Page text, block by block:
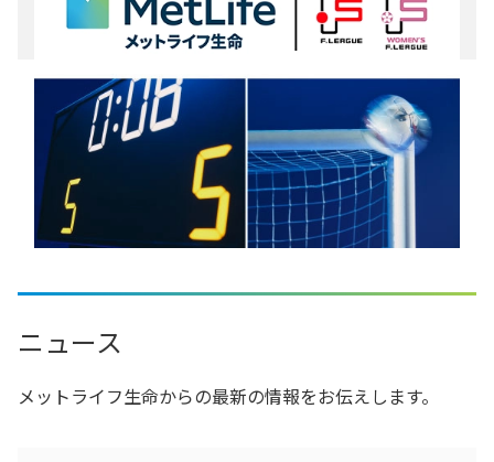
ニュース
メットライフ生命からの最新の情報をお伝えします。